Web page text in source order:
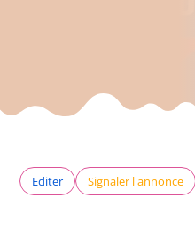
Editer Signaler l'annonce